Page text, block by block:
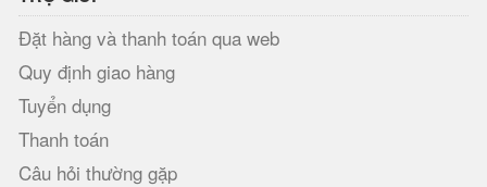
Đặt hàng và thanh toán qua web
Quy định giao hàng
Tuyển dụng
Thanh toán
Câu hỏi thường gặp